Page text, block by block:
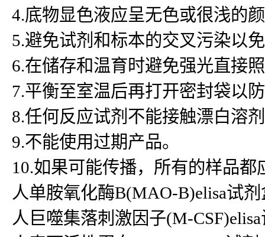
4.底物显色液应呈无色或很浅的
5.避免试剂和标本的交叉污染以
6.在储存和温育时避免强光直接
7.平衡至室温后再打开密封袋以
8.任何反应试剂不能接触漂白溶
9.不能使用过期产品。
10.如果可能传播，所有的样品
人单胺氧化酶B(MAO-B)elisa试
人巨噬集落刺激因子(M-